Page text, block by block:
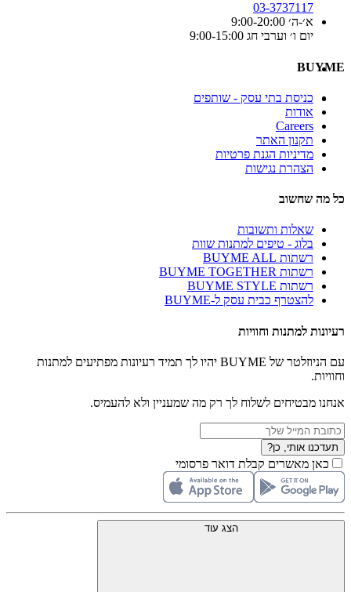
03-3737117
א׳-ה׳ 9:00-20:00
יום ו׳ וערבי חג 9:00-15:00
BUYME
כניסת בתי עסק - שותפים
אודות
Careers
תקנון האתר
מדיניות הגנת פרטיות
הצהרת נגישות
כל מה שחשוב
שאלות ותשובות
בלוג - טיפים למתנות שוות
רשתות BUYME ALL
רשתות BUYME TOGETHER
רשתות BUYME STYLE
להצטרף כבית עסק ל-BUYME
רעיונות למתנות וחוויות
עם הניוזלטר של BUYME יהיו לך תמיד רעיונות מפתיעים למתנות
וחוויות.
אנחנו מבטיחים לשלוח לך רק מה שמעניין ולא להעמיס.
תעדכנו אותי, כן?
כאן מאשרים קבלת דואר פרסומי
הצג עוד